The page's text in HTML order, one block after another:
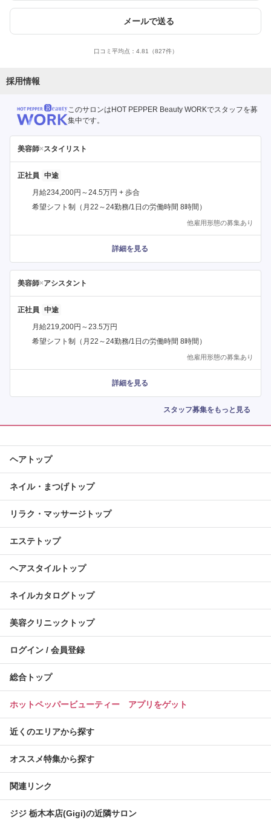
メールで送る
口コミ平均点： 4.81 （827件）
採用情報
このサロンはHOT PEPPER Beauty WORKでスタッフを募
集中です。
美容師×スタイリスト
正社員
月給234,200円～24.5万円 + 歩合
希望シフト制（月22～24勤務/1日の労働時間 8時間）
他雇用形態の募集あり
詳細を見る
美容師×アシスタント
正社員
月給219,200円～23.5万円
希望シフト制（月22～24勤務/1日の労働時間 8時間）
他雇用形態の募集あり
詳細を見る
スタッフ募集をもっと見る
ヘアトップ
ネイル・まつげトップ
リラク・マッサージトップ
エステトップ
ヘアスタイルトップ
ネイルカタログトップ
美容クリニックトップ
ログイン / 会員登録
総合トップ
ホットペッパービューティー アプリをゲット
近くのエリアから探す
オススメ特集から探す
関連リンク
ジジ 栃木本店(Gigi)の近隣サロン